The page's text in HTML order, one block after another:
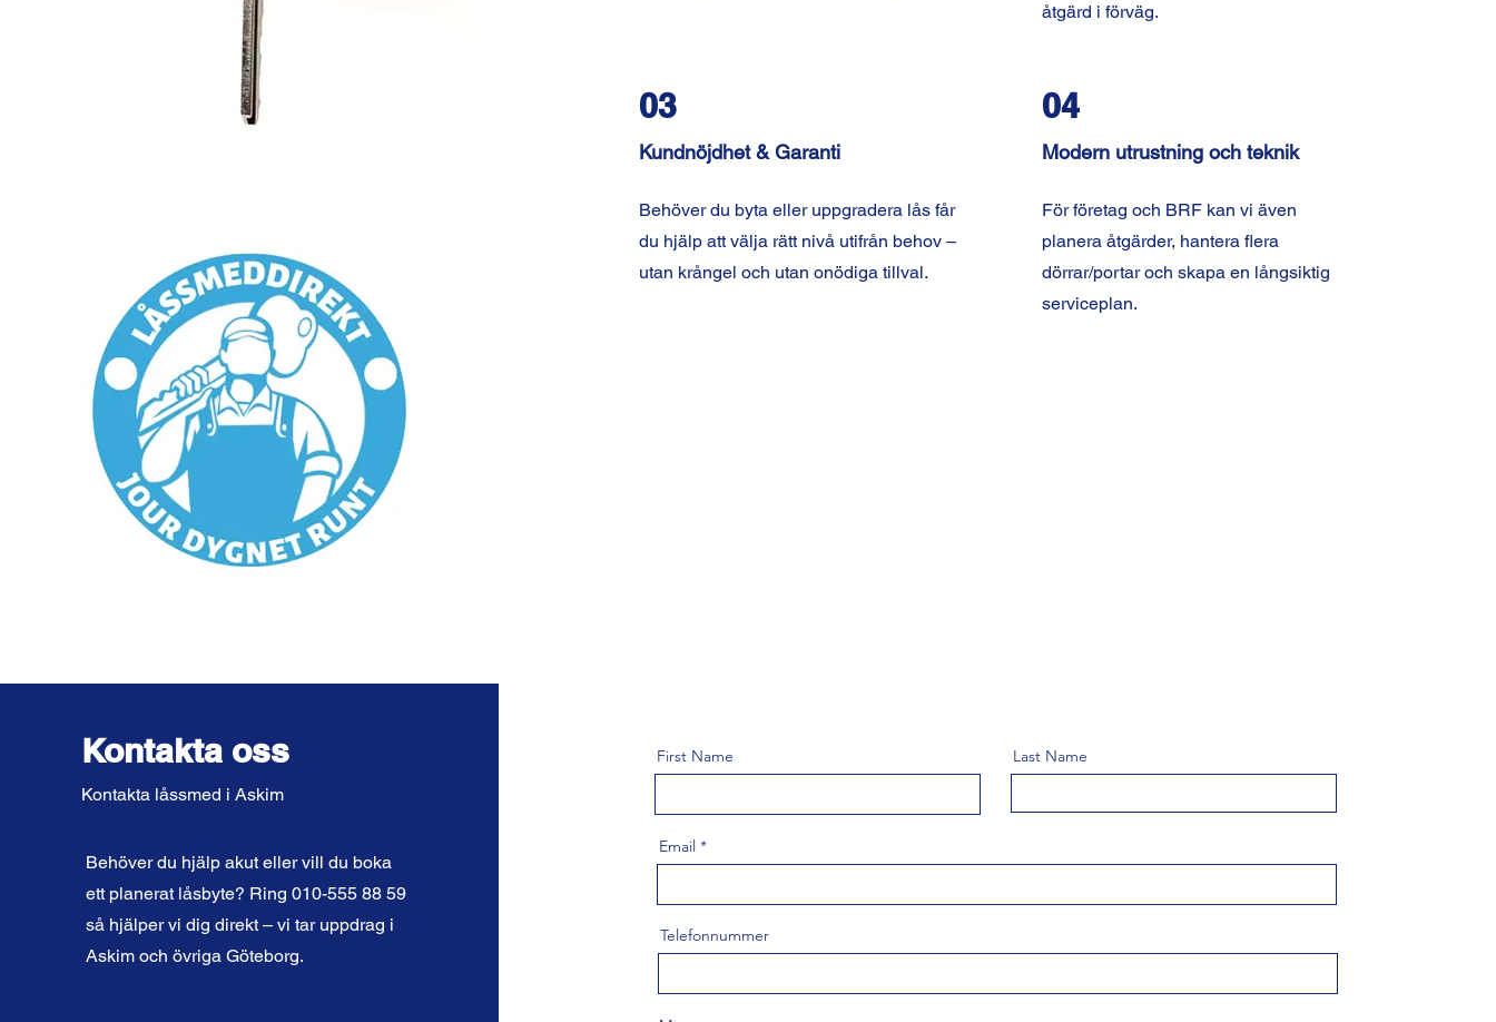
03
Kundnöjdhet & Garanti
Behöver du byta eller uppgradera lås får
du hjälp att välja rätt nivå utifrån behov –
utan krångel och utan onödiga tillval.
åtgärd i förväg.
04
Modern utrustning och teknik
För företag och BRF kan vi även
planera åtgärder, hantera flera
dörrar/portar och skapa en långsiktig
serviceplan.
Kontakta oss
Kontakta låssmed i Askim
Behöver du hjälp akut eller vill du boka
ett planerat låsbyte? Ring 010-555 88 59
så hjälper vi dig direkt – vi tar uppdrag i
Askim och övriga Göteborg.
First Name Last Name
Email
Telefonnummer